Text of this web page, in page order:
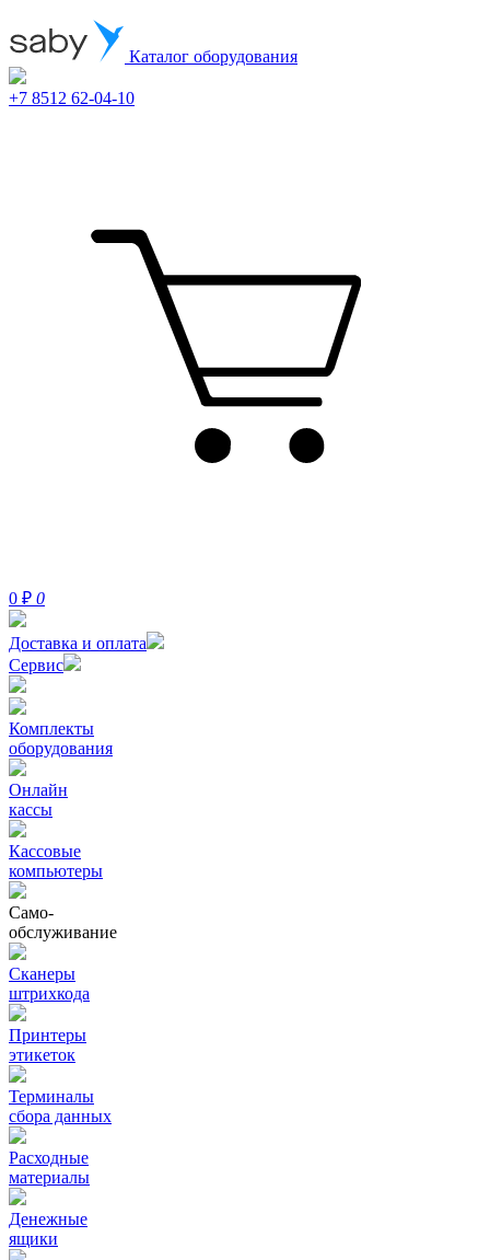
Каталог оборудования
+7 8512 62-04-10
0 ₽ 0
Доставка и оплата
Сервис
Комплекты
оборудования
Онлайн
кассы
Кассовые
компьютеры
Само-
обслуживание
Сканеры
штрихкода
Принтеры
этикеток
Терминалы
сбора данных
Расходные
материалы
Денежные
ящики